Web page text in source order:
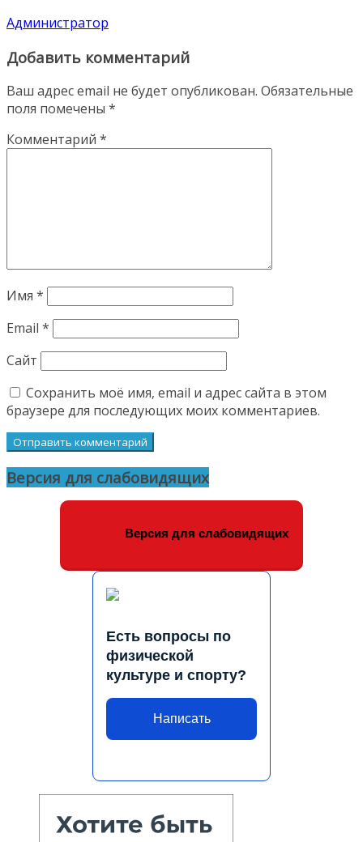
Администратор
Добавить комментарий
Ваш адрес email не будет опубликован. Обязательные
поля помечены *
Комментарий *
Имя *
Email *
Сайт
Сохранить моё имя, email и адрес сайта в этом
браузере для последующих моих комментариев.
Версия для слабовидящих
Версия для слабовидящих
Есть вопросы по
физической
культуре и спорту?
Написать